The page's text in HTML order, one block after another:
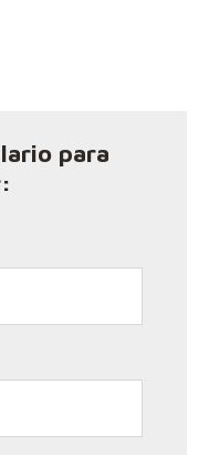
para